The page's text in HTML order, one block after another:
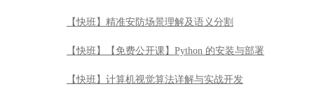
【快班】精准安防场景理解及语义分割
【快班】【免费公开课】Python 的安装与部署
【快班】计算机视觉算法详解与实战开发